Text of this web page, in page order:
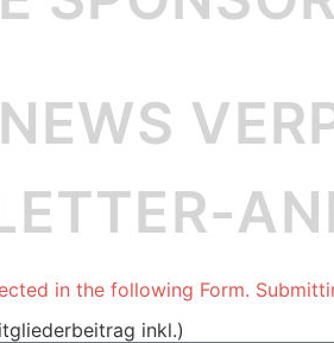
in the following Form.
inkl.)